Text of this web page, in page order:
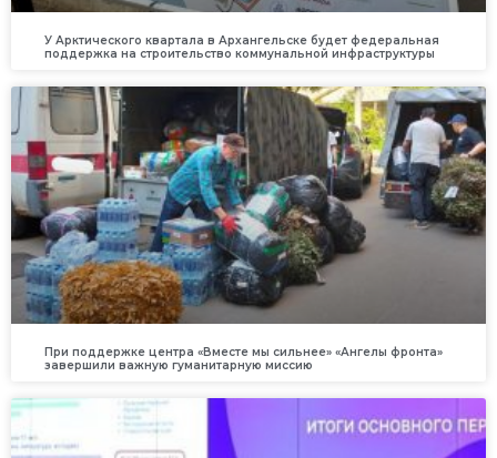
У Арктического квартала в Архангельске будет федеральная
поддержка на строительство коммунальной инфраструктуры
При поддержке центра «Вместе мы сильнее» «Ангелы фронта»
завершили важную гуманитарную миссию